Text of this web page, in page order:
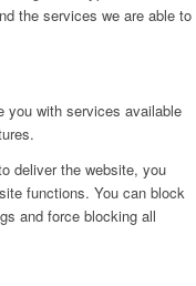
the services we are able to
you with services available
deliver the website, you
functions. You can block
and force blocking all